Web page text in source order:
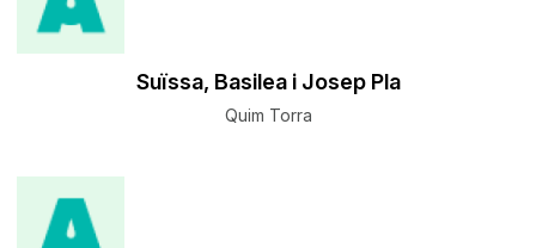
Suïssa, Basilea i Josep Pla
Quim Torra